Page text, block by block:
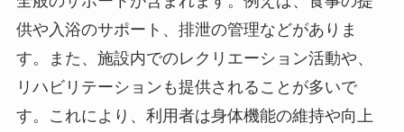
供や入浴のサポート、排泄の管理などがありま
す。また、施設内でのレクリエーション活動や、
リハビリテーションも提供されることが多いで
す。これにより、利用者は身体機能の維持や向上